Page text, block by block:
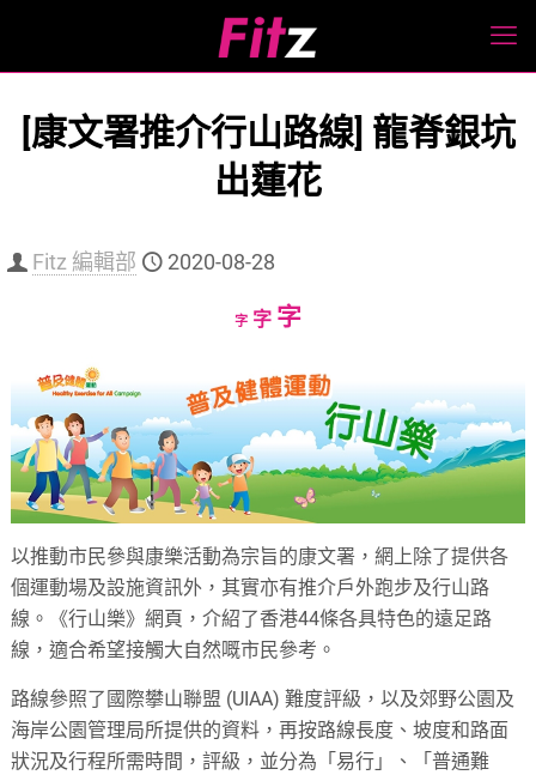
[康文署推介行山路線] 龍脊銀坑
出蓮花
Fitz 編輯部 2020-08-28
字Decrease
size.
字Reset
size.
字Increase
size.
以推動市民參與康樂活動為宗旨的康文署，網上除了提供各
個運動場及設施資訊外，其實亦有推介戶外跑步及行山路
線。《行山樂》網頁，介紹了香港44條各具特色的遠足路
線，適合希望接觸大自然嘅市民參考。
路線參照了國際攀山聯盟 (UIAA) 難度評級，以及郊野公園及
海岸公園管理局所提供的資料，再按路線長度、坡度和路面
狀況及行程所需時間，評級，並分為「易行」、「普通難